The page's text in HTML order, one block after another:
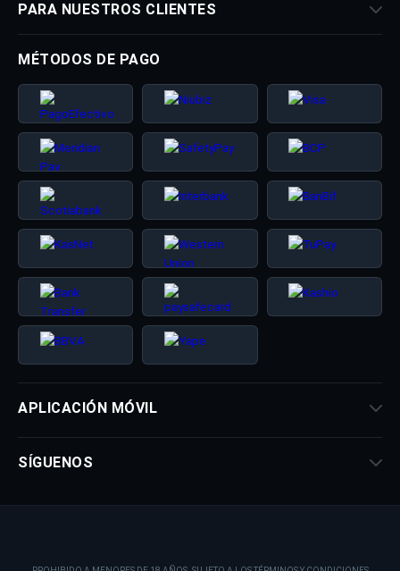
PARA NUESTROS CLIENTES
MÉTODOS DE PAGO
APLICACIÓN MÓVIL
SÍGUENOS